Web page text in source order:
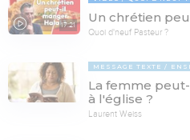
17:21
Un chrétien
Quoi d'neuf Pasteur ?
MESSAGE TEXTE
La femme
à l'église ?
Laurent Weiss